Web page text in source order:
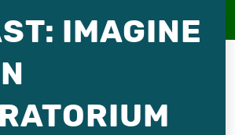
IMAGINE